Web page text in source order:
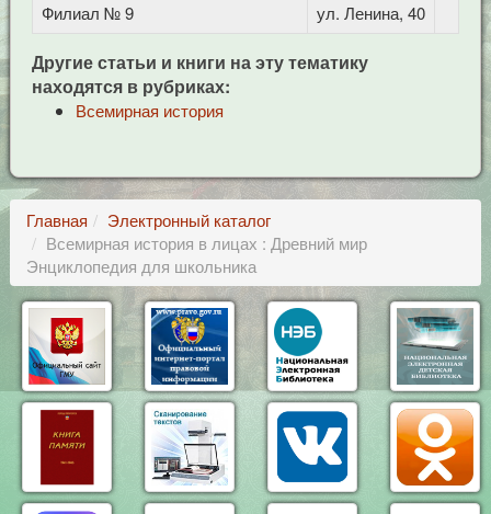
Филиал № 9
ул. Ленина, 40
Другие статьи и книги на эту тематику
находятся в рубриках:
Всемирная история
Главная
Электронный каталог
Всемирная история в лицах : Древний мир
Энциклопедия для школьника